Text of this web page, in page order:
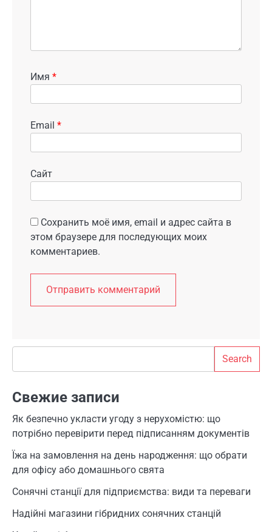
Имя *
Email *
Сайт
Сохранить моё имя, email и адрес сайта в
этом браузере для последующих моих
комментариев.
Search
Свежие записи
Як безпечно укласти угоду з нерухомістю: що
потрібно перевірити перед підписанням документів
Їжа на замовлення на день народження: що обрати
для офісу або домашнього свята
Сонячні станції для підприємства: види та переваги
Надійні магазини гібридних сонячних станцій